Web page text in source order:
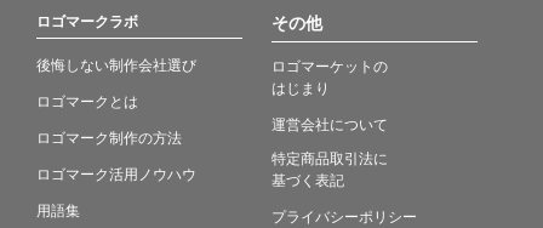
ロゴマークラボ
後悔しない制作会社選び
ロゴマークとは
ロゴマーク制作の方法
ロゴマーク活用ノウハウ
用語集
その他
ロゴマーケットの
はじまり
運営会社について
特定商品取引法に
基づく表記
プライバシーポリシー